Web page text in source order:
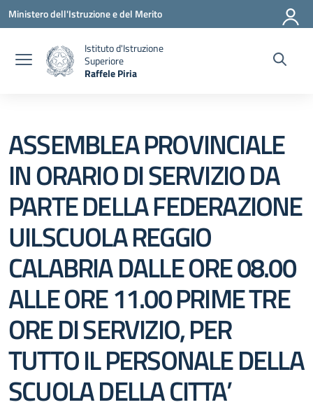
Vai ai contenuti
Vai al menu di navigazione
Vai al footer
Ministero dell'Istruzione e del Merito
Istituto d'Istruzione
Superiore
Raffele Piria
ASSEMBLEA PROVINCIALE
IN ORARIO DI SERVIZIO DA
PARTE DELLA FEDERAZIONE
UILSCUOLA REGGIO
CALABRIA DALLE ORE 08.00
ALLE ORE 11.00 PRIME TRE
ORE DI SERVIZIO, PER
TUTTO IL PERSONALE DELLA
SCUOLA DELLA CITTA’